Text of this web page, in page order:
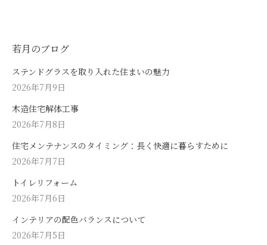
若月のブログ
ステンドグラスを取り入れた住まいの魅力
2026年7月9日
木造住宅解体工事
2026年7月8日
住宅メンテナンスのタイミング：長く快適に暮らすために
2026年7月7日
トイレリフォーム
2026年7月6日
インテリアの配色バランスについて
2026年7月5日